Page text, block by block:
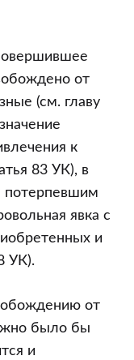
от
(см. главу
к
83 УК), в
потерпевшим
явка с
и
УК).
от
было бы
и